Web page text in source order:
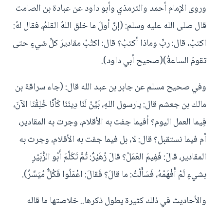
وروى الإمام أحمد والترمذي وأبو داود عن عبادة بن الصامت
قال صلى الله عليه وسلم: (إنَّ أولَ ما خلق اللهُ القلمُ، فقال لهُ:
اكتبْ، قال: ربِّ وماذا أكتبُ؟ قال: اكتُبْ مقاديرَ كلِّ شيءٍ حتى
تقومَ الساعةُ)(صحيح أبي داود).
وفي صحيح مسلم عن جابر بن عبد الله قال: (جاء سراقة بن
مالك بن جعشم قال: يارسول اللهِ، بَيِّنْ لَنَا دِينَنَا كَأنَّا خُلِقْنَا الآنَ،
فِيما العمل اليوم؟ أفيما جفت به الأقلام، وجرت به المقادير،
أم فيما نستقبل؟ قال: لا، بل فيما جفت به الأقلام، وجرت به
المقادير، قالَ: فَفِيمَ العَمَلُ؟ قالَ زُهَيْرٌ: ثُمَّ تَكَلَّمَ أَبُو الزُّبَيْرِ
بشيءٍ لَمْ أَفْهَمْهُ، فَسَأَلْتُ: ما قالَ؟ فَقالَ: اعْمَلُوا فَكُلٌّ مُيَسَّرٌ).
والأحاديث في ذلك كثيرة يطول ذكرها.. خلاصتها ما قاله